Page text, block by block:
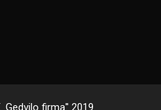
Gedvilo firma'' 2019